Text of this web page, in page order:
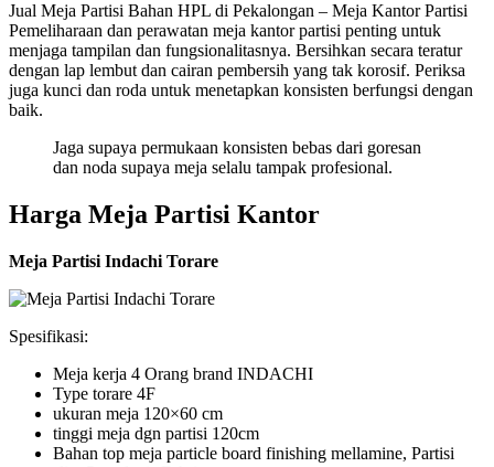
Jual Meja Partisi Bahan HPL di Pekalongan – Meja Kantor Partisi
Pemeliharaan dan perawatan meja kantor partisi penting untuk
menjaga tampilan dan fungsionalitasnya. Bersihkan secara teratur
dengan lap lembut dan cairan pembersih yang tak korosif. Periksa
juga kunci dan roda untuk menetapkan konsisten berfungsi dengan
baik.
Jaga supaya permukaan konsisten bebas dari goresan
dan noda supaya meja selalu tampak profesional.
Harga Meja Partisi Kantor
Meja Partisi Indachi Torare
Spesifikasi:
Meja kerja 4 Orang brand INDACHI
Type torare 4F
ukuran meja 120×60 cm
tinggi meja dgn partisi 120cm
Bahan top meja particle board finishing mellamine, Partisi